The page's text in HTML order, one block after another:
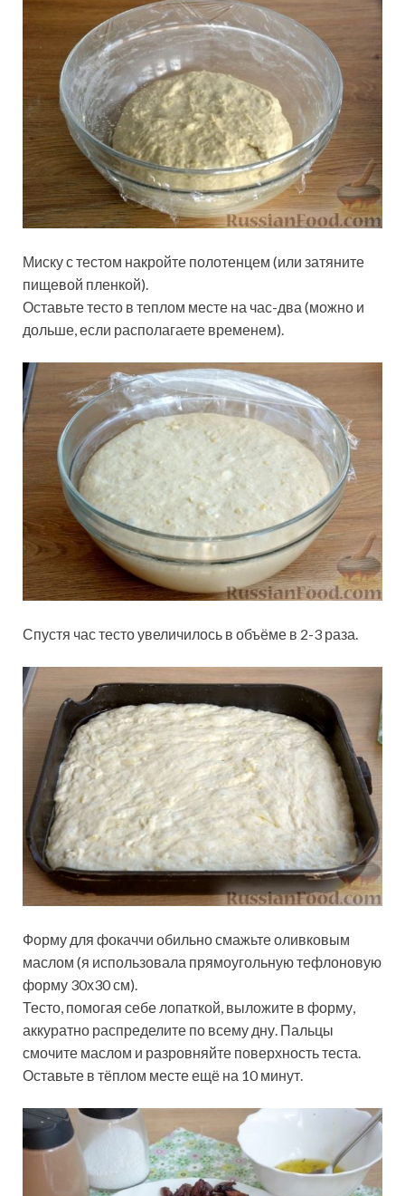
Миску с тестом накройте полотенцем (или затяните
пищевой пленкой).
Оставьте тесто в теплом месте на час-два (можно и
дольше, если располагаете временем).
Спустя час тесто увеличилось в объёме в 2-3 раза.
Форму для фокаччи обильно смажьте оливковым
маслом (я использовала прямоугольную тефлоновую
форму 30х30 см).
Тесто, помогая себе лопаткой, выложите в форму,
аккуратно распределите по всему дну. Пальцы
смочите маслом и разровняйте поверхность теста.
Оставьте в тёплом месте ещё на 10 минут.